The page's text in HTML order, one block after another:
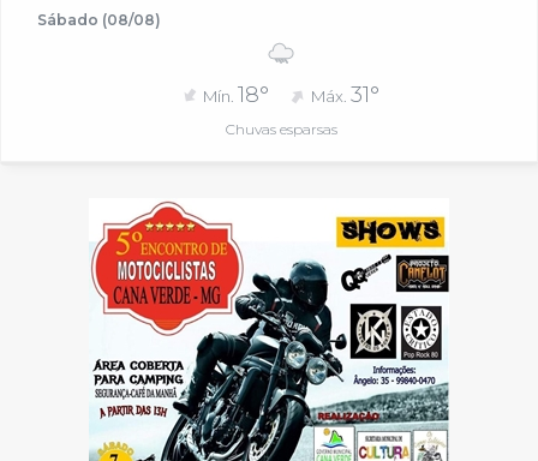
Sábado (08/08)
Mín. 18° Máx.31°
Chuvas esparsas